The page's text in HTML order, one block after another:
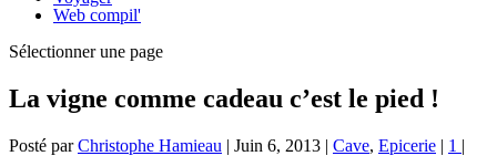
Web compil'
Sélectionner une page
La vigne comme cadeau c’est le pied !
Posté parChristophe Hamieau | Juin 6, 2013 | Cave, Epicerie | 1 |